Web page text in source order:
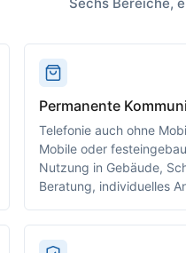
Permanente
Telefonie auch ohne
Mobile oder
Nutzung in Gebäude,
Beratung, individuelles